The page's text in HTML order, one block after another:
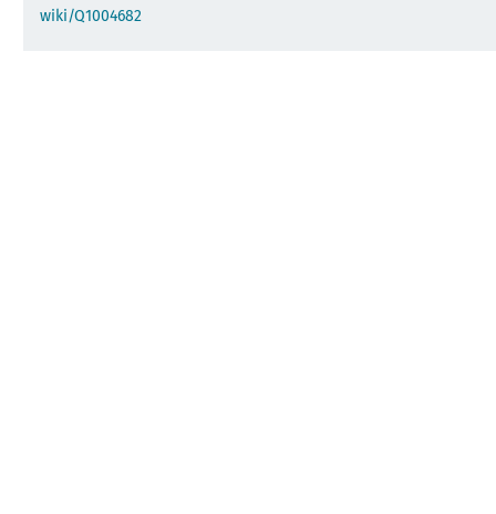
wiki/Q1004682